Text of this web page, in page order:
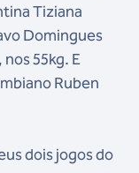
Tiziana
Domingues
55kg. E
Ruben
dois jogos do